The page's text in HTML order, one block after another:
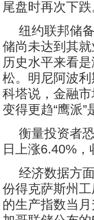
尾盘时再次下跌
纽约联邦储
储尚未达到其
历史水平来看
松。明尼阿波
科塔说，金融
变得更趋“鹰派”
衡量投资者
日上涨6.40%，
经济数据方
份得克萨斯州
的生产指数当